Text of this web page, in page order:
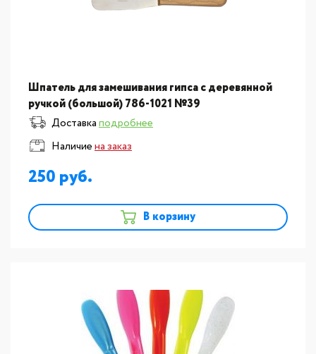
Шпатель для замешивания гипса с деревянной
ручкой (большой) 786-1021 №39
Доставкаподробнее
Наличиена заказ
250
В корзину